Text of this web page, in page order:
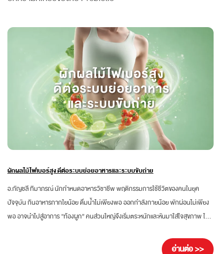
ผักผลไม้ไฟเบอร์สูง ดีต่อระบบย่อยอาหารและระบบขับถ่าย
อ.กัญชลี ทิมาภรณ์ นักกำหนดอาหารวิชาชีพ พฤติกรรมการใช้ชีวิตของคนในยุค
ปัจจุบัน กินอาหารกากใยน้อย ดื่มน้ำไม่เพียงพอ ออกกำลังกายน้อย พักผ่อนไม่เพียง
พอ อาจนำไปสู่อาการ “ท้องผูก” คนส่วนใหญ่จึงเริ่มตระหนักและหันมาใส่ใจสุขภาพ ให้
ทำงานได้ดีขึ้น ที่สำคัญควรดูแลให้ความสำคัญกับสุขภาพลำไส้และการปรับสมดุลของ
อ่านต่อ >>